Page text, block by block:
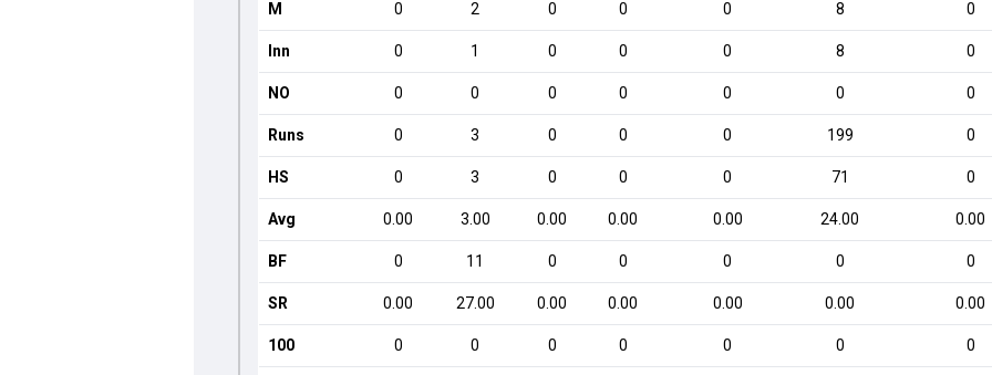
M 0 2 0 0 0 8 0
Inn 0 1 0 0 0 8 0
NO 0 0 0 0 0 0 0
Runs 0 3 0 0 0 199 0
HS 0 3 0 0 0 71 0
Avg 0.00 3.00 0.00 0.00 0.00 24.00 0.00
BF 0 11 0 0 0 0 0
SR 0.00 27.00 0.00 0.00 0.00 0.00 0.00
100 0 0 0 0 0 0 0